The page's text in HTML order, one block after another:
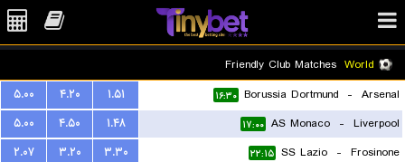
World
Arsenal
-
Borussia Dortmund ۱۶:۳۰ ۱.۵۱ ۴.۲۰
۵.۰۰
Liverpool
-
AS Monaco ۱۷:۰۰ ۱.۴۸ ۴.۵۰
۵.۰۰
Frosinone
-
SS Lazio ۲۲:۱۵ ۳.۳۰ ۳.۲۰
۲.۰۷